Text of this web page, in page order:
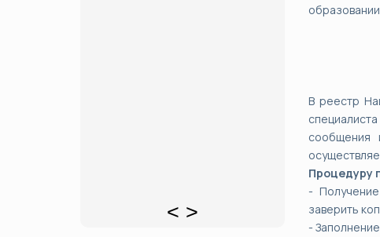
< >
В реестр
сообщения
Процедуру
-
заверить
-